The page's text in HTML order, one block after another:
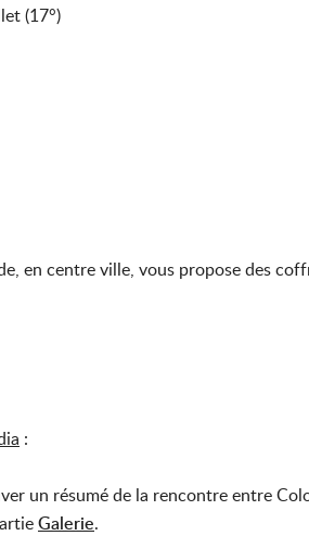
(17°)
en centre ville, vous propose des
:
un résumé de la rencontre entre
Galerie.